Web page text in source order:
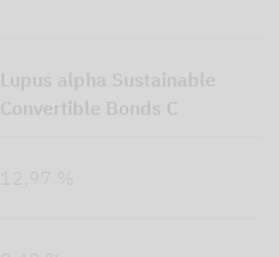
Lupus alpha Sustainable
Convertible Bonds C
12,97 %